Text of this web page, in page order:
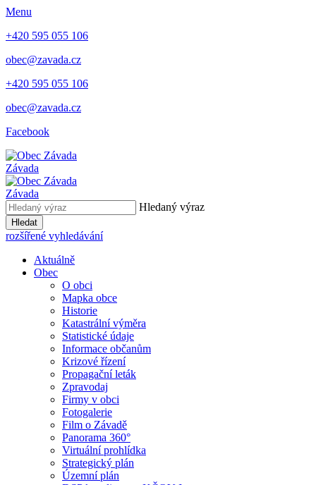
Menu
+420 595 055 106
obec@zavada.cz
+420 595 055 106
obec@zavada.cz
Facebook
Závada
Závada
Hledaný výraz
Hledat
rozšířené vyhledávání
Aktuálně
Obec
O obci
Mapka obce
Historie
Katastrální výměra
Statistické údaje
Informace občanům
Krizové řízení
Propagační leták
Zpravodaj
Firmy v obci
Fotogalerie
Film o Závadě
Panorama 360°
Virtuální prohlídka
Strategický plán
Územní plán